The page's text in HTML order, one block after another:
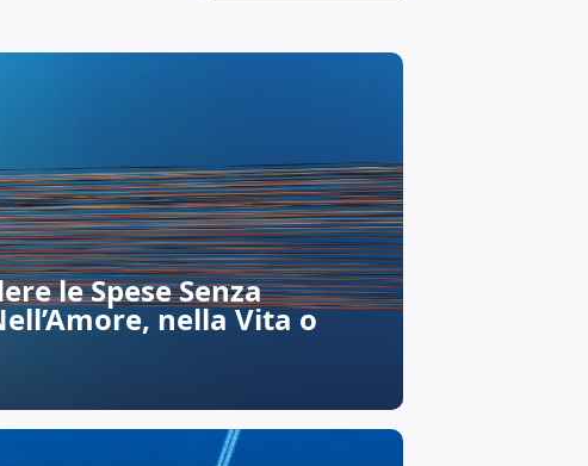
le Spese Senza
nella Vita o